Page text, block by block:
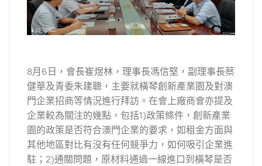
8月6日，會長崔煜林，理事長馮信堅，副理事長蔡
健華及青委朱建聰，主要就橫琴創新產業園及對澳
門企業招商等情況進行拜訪。在會上廠商會亦提及
企業較為關注的幾點，包括1)政策條件，創新產業
園的政策是否符合澳門企業的要求，如租金方面與
其他地區對比有沒有任何競爭力，如何吸引企業進
駐；2)通關問題，原材料通過一線進口到橫琴是否